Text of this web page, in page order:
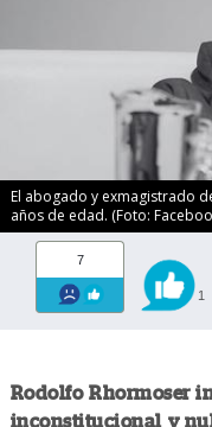
El abogado y exmagistrado
años de edad. (Foto:
7
1
Rodolfo Rhormoser
inconstitucional y